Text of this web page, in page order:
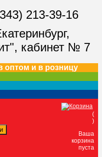
213-39-16
кабинет № 7
оптом и в розницу
(
)
Ваша
корзина
пуста